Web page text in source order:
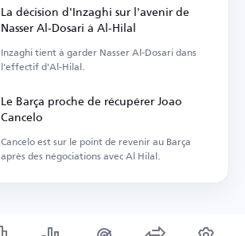
La décision d'Inzaghi sur l'avenir de
Nasser Al-Dosari à Al-Hilal
Inzaghi tient à garder Nasser Al-Dosari dans
l'effectif d'Al-Hilal.
Le Barça proche de récupérer Joao
Cancelo
Cancelo est sur le point de revenir au Barça
après des négociations avec Al Hilal.